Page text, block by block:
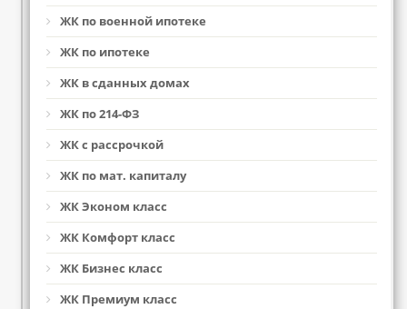
ЖК по военной ипотеке
ЖК по ипотеке
ЖК в сданных домах
ЖК по 214-ФЗ
ЖК с рассрочкой
ЖК по мат. капиталу
ЖК Эконом класс
ЖК Комфорт класс
ЖК Бизнес класс
ЖК Премиум класс